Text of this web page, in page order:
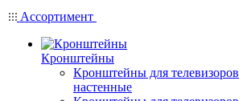
Ассортимент
Кронштейны
Кронштейны для телевизоров
настенные